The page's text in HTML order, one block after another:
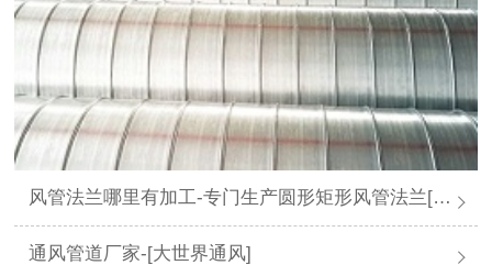
风管法兰哪里有加工-专门生产圆形矩形风管法兰[大世界通风]
通风管道厂家-[大世界通风]